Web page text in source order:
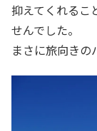
抑えてくれるこ
せんでした。
まさに旅向きの